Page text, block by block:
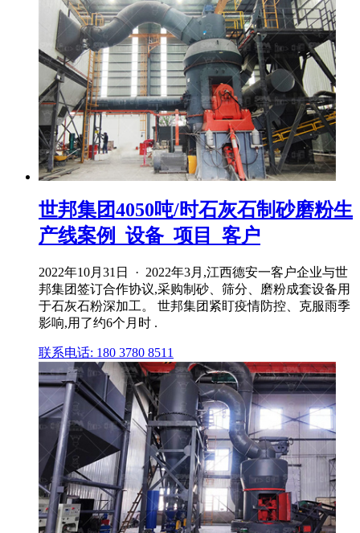
世邦集团4050吨/时石灰石制砂磨粉生
产线案例_设备_项目_客户
2022年10月31日 · 2022年3月,江西德安一客户企业与世
邦集团签订合作协议,采购制砂、筛分、磨粉成套设备用
于石灰石粉深加工。 世邦集团紧盯疫情防控、克服雨季
影响,用了约6个月时 .
联系电话: 180 3780 8511